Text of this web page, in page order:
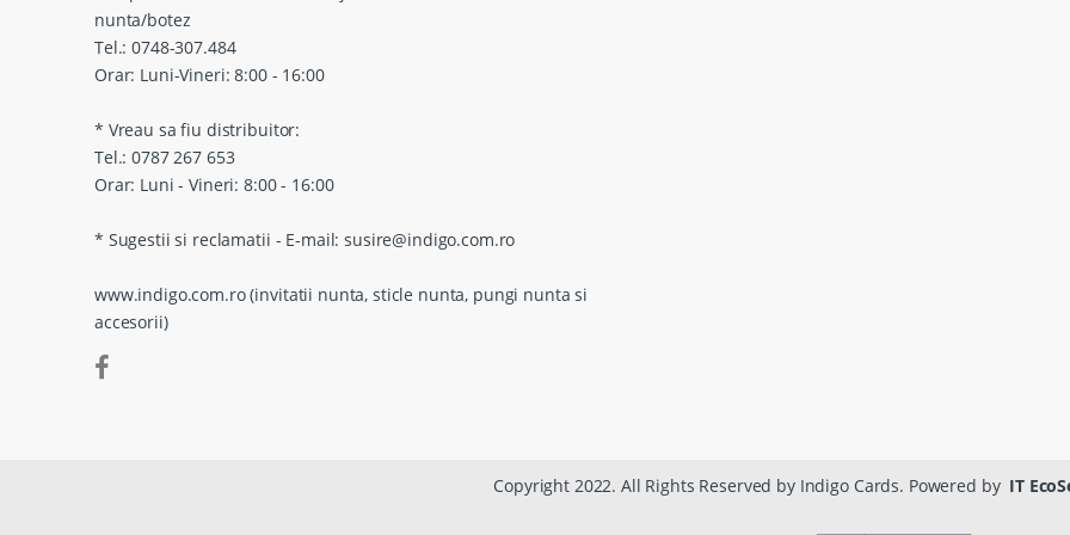
nunta/botez
Tel.: 0748-307.484
Orar: Luni-Vineri: 8:00 - 16:00
* Vreau sa fiu distribuitor:
Tel.: 0787 267 653
Orar: Luni - Vineri: 8:00 - 16:00
* Sugestii si reclamatii - E-mail: susire@indigo.com.ro
www.indigo.com.ro (invitatii nunta, sticle nunta, pungi nunta si
accesorii)
Copyright 2022. All Rights Reserved by Indigo Cards. Powered by IT